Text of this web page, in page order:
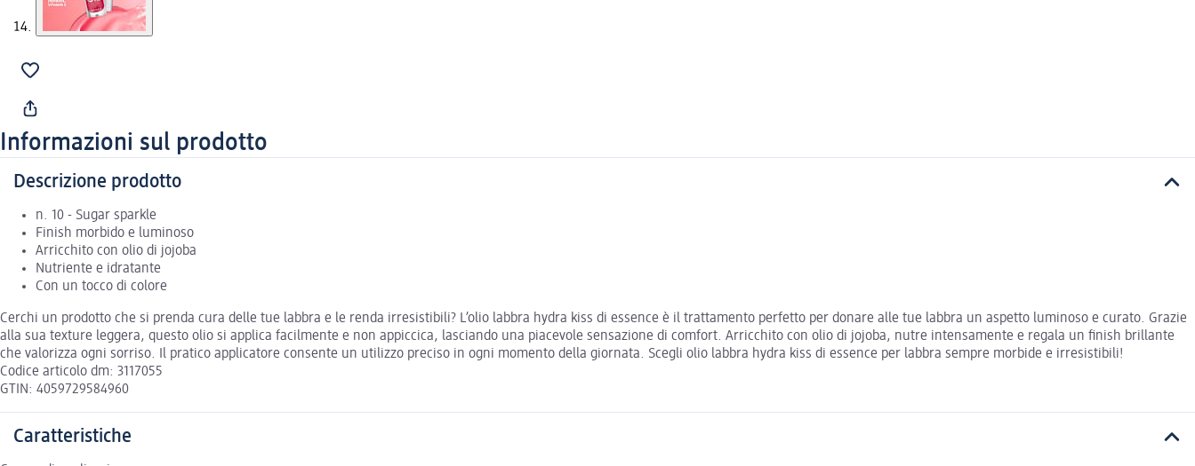
Informazioni sul prodotto
Descrizione prodotto
n. 10 - Sugar sparkle
Finish morbido e luminoso
Arricchito con olio di jojoba
Nutriente e idratante
Con un tocco di colore
Cerchi un prodotto che si prenda cura delle tue labbra e le renda irresistibili? L’olio labbra hydra kiss di essence è il trattamento perfetto per donare alle tue labbra un aspetto luminoso e curato. Grazie
alla sua texture leggera, questo olio si applica facilmente e non appiccica, lasciando una piacevole sensazione di comfort. Arricchito con olio di jojoba, nutre intensamente e regala un finish brillante
che valorizza ogni sorriso. Il pratico applicatore consente un utilizzo preciso in ogni momento della giornata. Scegli olio labbra hydra kiss di essence per labbra sempre morbide e irresistibili!
Codice articolo dm: 3117055
GTIN: 4059729584960
Caratteristiche